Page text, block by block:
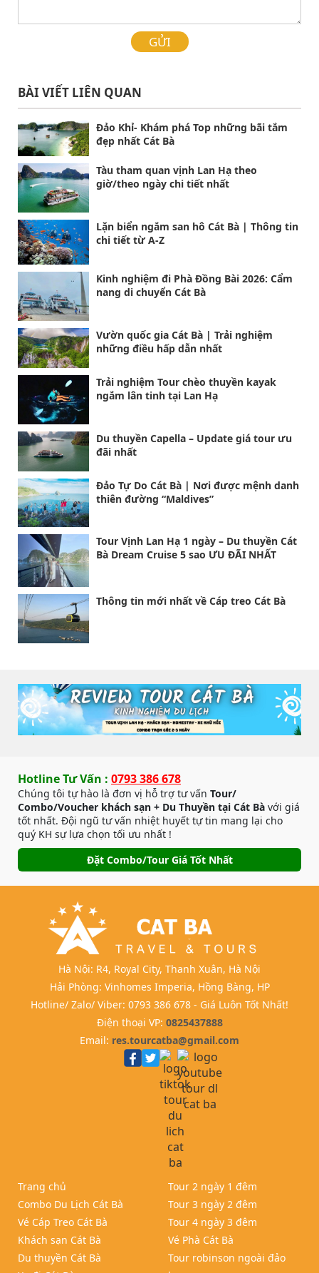
GỬI
BÀI VIẾT LIÊN QUAN
Đảo Khỉ- Khám phá Top những bãi tắm
đẹp nhất Cát Bà
Tàu tham quan vịnh Lan Hạ theo
giờ/theo ngày chi tiết nhất
Lặn biển ngắm san hô Cát Bà | Thông tin
chi tiết từ A-Z
Kinh nghiệm đi Phà Đồng Bài 2026: Cẩm
nang di chuyển Cát Bà
Vườn quốc gia Cát Bà | Trải nghiệm
những điều hấp dẫn nhất
Trải nghiệm Tour chèo thuyền kayak
ngắm lân tinh tại Lan Hạ
Du thuyền Capella – Update giá tour ưu
đãi nhất
Đảo Tự Do Cát Bà | Nơi được mệnh danh
thiên đường “Maldives”
Tour Vịnh Lan Hạ 1 ngày – Du thuyền Cát
Bà Dream Cruise 5 sao ƯU ĐÃI NHẤT
Thông tin mới nhất về Cáp treo Cát Bà
Hotline Tư Vấn : 0793 386 678
Chúng tôi tự hào là đơn vị hỗ trợ tư vấn Tour/
Combo/Voucher khách sạn + Du Thuyền tại Cát Bà với giá
tốt nhất. Đội ngũ tư vấn nhiệt huyết tự tin mang lại cho
quý KH sự lựa chọn tối ưu nhất !
Đặt Combo/Tour Giá Tốt Nhất
Hà Nội: R4, Royal City, Thanh Xuân, Hà Nội
Hải Phòng: Vinhomes Imperia, Hồng Bàng, HP
Hotline/ Zalo/ Viber: 0793 386 678 - Giá Luôn Tốt Nhất!
Điện thoại VP: 0825437888
Email: res.tourcatba@gmail.com
Trang chủ
Combo Du Lịch Cát Bà
Vé Cáp Treo Cát Bà
Khách sạn Cát Bà
Du thuyền Cát Bà
Tour 2 ngày 1 đêm
Tour 3 ngày 2 đêm
Tour 4 ngày 3 đêm
Vé Phà Cát Bà
Tour robinson ngoài đảo